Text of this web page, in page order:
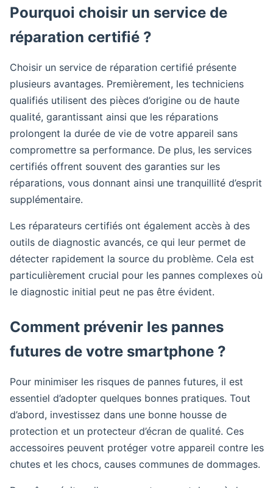
Pourquoi choisir un service de
réparation certifié ?
Choisir un service de réparation certifié présente
plusieurs avantages. Premièrement, les techniciens
qualifiés utilisent des pièces d’origine ou de haute
qualité, garantissant ainsi que les réparations
prolongent la durée de vie de votre appareil sans
compromettre sa performance. De plus, les services
certifiés offrent souvent des garanties sur les
réparations, vous donnant ainsi une tranquillité d’esprit
supplémentaire.
Les réparateurs certifiés ont également accès à des
outils de diagnostic avancés, ce qui leur permet de
détecter rapidement la source du problème. Cela est
particulièrement crucial pour les pannes complexes où
le diagnostic initial peut ne pas être évident.
Comment prévenir les pannes
futures de votre smartphone ?
Pour minimiser les risques de pannes futures, il est
essentiel d’adopter quelques bonnes pratiques. Tout
d’abord, investissez dans une bonne housse de
protection et un protecteur d’écran de qualité. Ces
accessoires peuvent protéger votre appareil contre les
chutes et les chocs, causes communes de dommages.